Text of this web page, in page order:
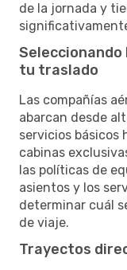
de la jornada y
Seleccionando
tu traslado
Las compañías
abarcan desde
servicios básicos
cabinas
las políticas de
asientos y los
determinar cuál
de viaje.
Trayectos